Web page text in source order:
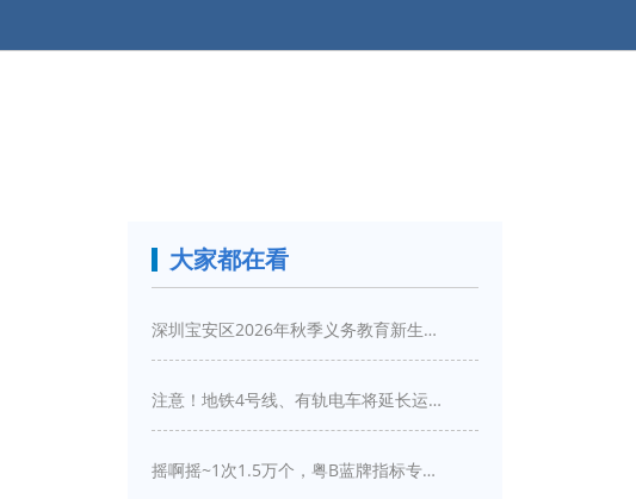
大家都在看
深圳宝安区2026年秋季义务教育新生入学指引
注意！地铁4号线、有轨电车将延长运营服务！
摇啊摇~1次1.5万个，粤B蓝牌指标专项摇号又来啦！